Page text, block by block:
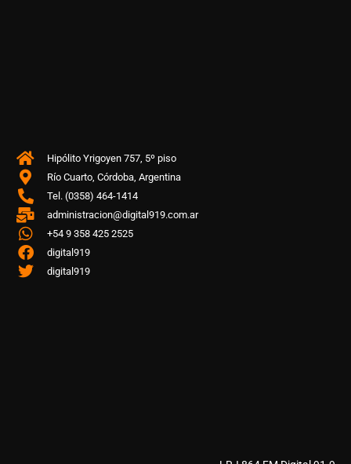
Hipólito Yrigoyen 757, 5º piso
Río Cuarto, Córdoba, Argentina
Tel. (0358) 464-1414
administracion@digital919.com.ar
+54 9 358 425 2525
digital919
digital919